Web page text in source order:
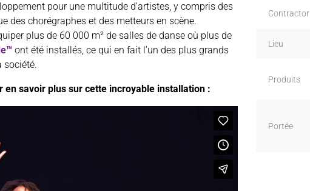
Contractor
Lieu
Produits
Portée
pour une multitude d’artistes, y compris des
des chorégraphes et des metteurs en scène.
plus de 60 000 m² de salles de danse où plus de
ont été installés, ce qui en fait l’un des plus grands
société.
en savoir plus sur cette incroyable installation :